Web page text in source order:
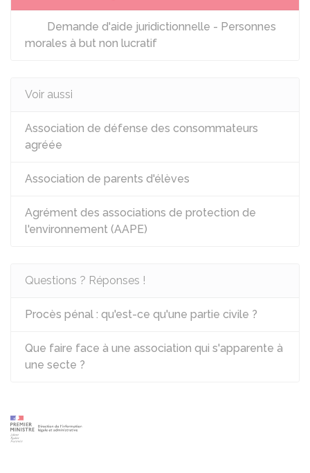
Demande d'aide juridictionnelle - Personnes
morales à but non lucratif
Voir aussi
Association de défense des consommateurs
agréée
Association de parents d'élèves
Agrément des associations de protection de
l'environnement (AAPE)
Questions ? Réponses !
Procès pénal : qu'est-ce qu'une partie civile ?
Que faire face à une association qui s'apparente à
une secte ?